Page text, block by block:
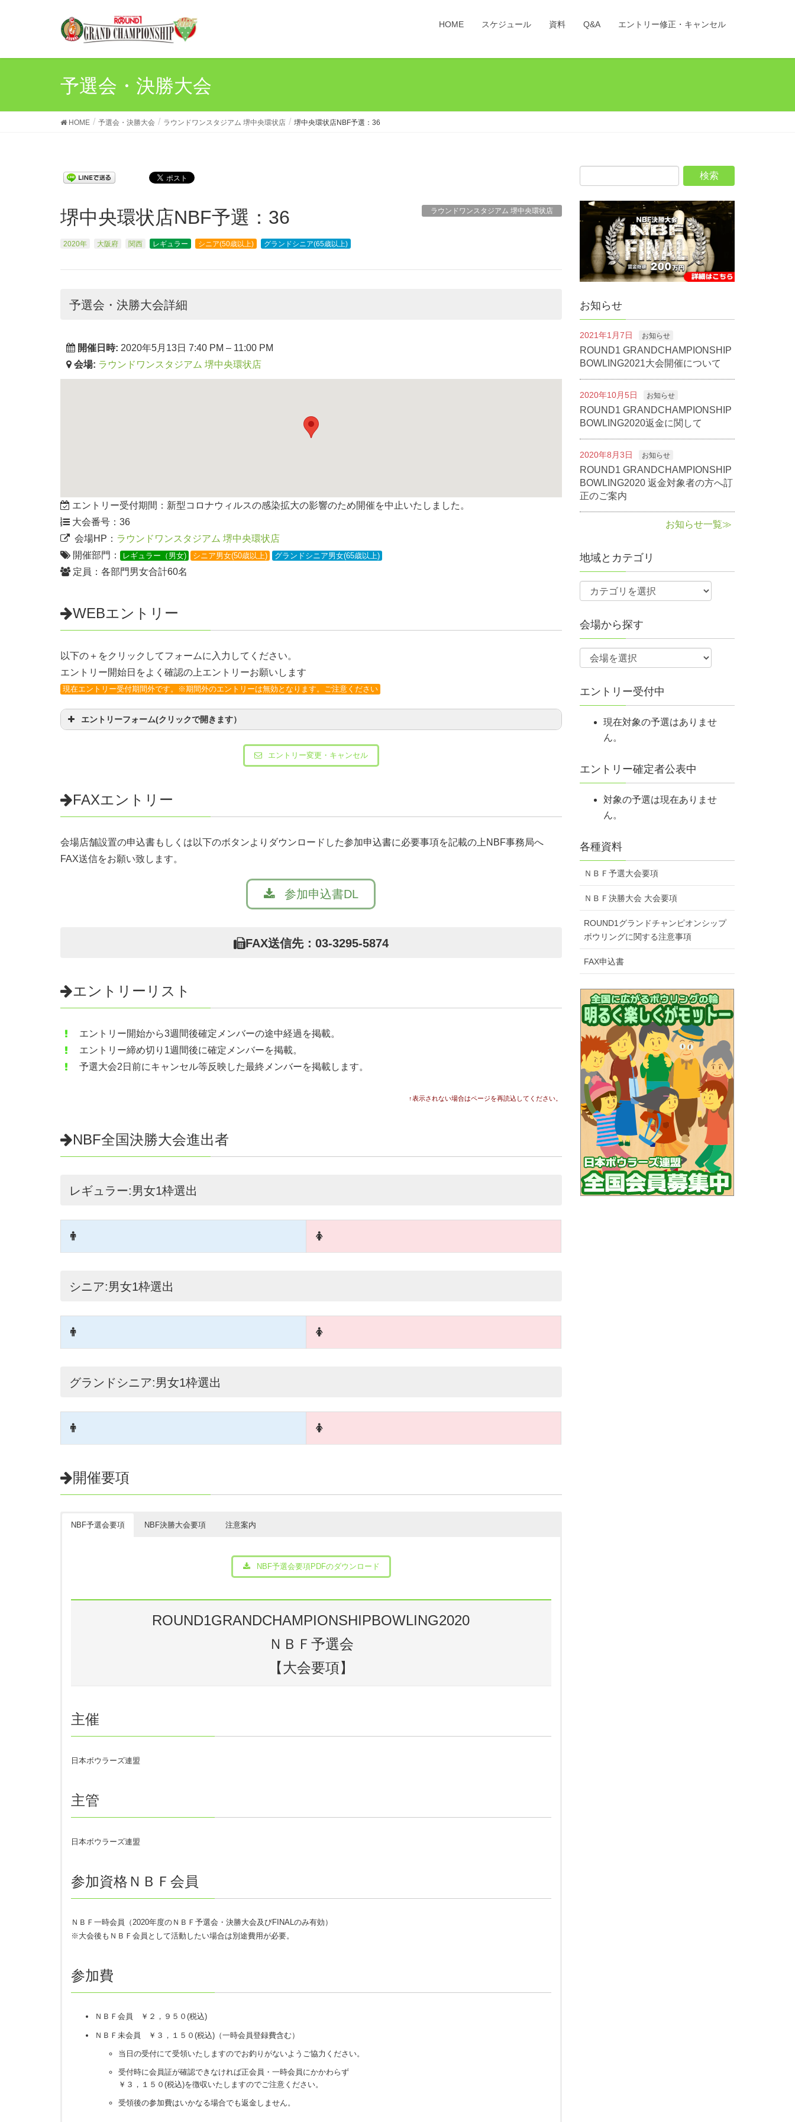
HOME スケジュール 資料 Q&A エントリー修正・キャンセル
予選会・決勝大会
HOME 予選会・決勝大会 ラウンドワンスタジアム 堺中央環状店 堺中央環状店NBF予選：36
ラウンドワンスタジアム 堺中央環状店
堺中央環状店NBF予選：36
2020年 大阪府 関西 レギュラー シニア(50歳以上) グランドシニア(65歳以上)
予選会・決勝大会詳細
開催日時: 2020年5月13日 7:40 PM – 11:00 PM
会場: ラウンドワンスタジアム 堺中央環状店
エントリー受付期間：新型コロナウィルスの感染拡大の影響のため開催を中止いたしました。
大会番号：36
会場HP： ラウンドワンスタジアム 堺中央環状店
開催部門：
レギュラー（男女) シニア男女(50歳以上) グランドシニア男女(65歳以上)
定員：各部門男女合計60名
WEBエントリー
以下の＋をクリックしてフォームに入力してください。
エントリー開始日をよく確認の上エントリーお願いします
現在エントリー受付期間外です。※期間外のエントリーは無効となります。ご注意ください
エントリーフォーム(クリックで開きます）
（必須）
（必須）(ie等カレンダーが表示しない場合はyy-mm-ddの形でハイフン区切りで入力願います）
郵便番号 ハイフォン無し7桁（必須）
住所
郵便番号入力で自動入力されます（必須）
メールアドレス
NBF会員番号会員の方は必ず入力してください。
←前半の数字
←後半の数字
注意事項
ROUND1 GRAND CHAMPIONSHIP BOWLING 2020に関する注意事項
今大会（予選会・NBF決勝大会・FINAL含む）に関する告知はすべてNBF大会特設ホームページ上で行います。
お知らせ、エントリーリスト、キャンセル待ち等はすべて各自で確認をお願いします。
選抜大会の参加にはNBFへの会員登録が必要となるので選抜大会へ申し込んだ時点でNBFへの一時会員登録を了承したものとみなしま
す。
JBC正会員及び本ROUND1チャンピオンシップボウリングJBC一時会員となっている選手もNBFの一時会員になることで参加可能です。
門では参加できません。
複数部門での参加が発覚した場合は、失格となります。
きません。
各予選大会の申込期限は大会2か月前から開始、1カ月前に締切となるので申込期限を厳守すること。
各会場は定員になり次第、申込締切前でも締め切ります。
申込締切後、部門毎の偏りがある場合には受入人数の調整を行う場合がありますので、必ずホームページのチェックをお願いします。
例）レギュラー部門参加定員30名、シニア部門参加定員15名に対し、レギュラー部門37名、シニア部門10名の申し込みがあった場合、レ
ギュラー部門35名、シニア部門10名にて受入人数の調整をします。
FAXにて申し込みの場合は予選会スケジュール表を確認の上、間違いのないように大会番号を記入してください。
オンライン予選会の場合はさらに参加店舗名を記入してください。
会場ごとの申し込み状況はNBF公式サイト（https://grandchamp.nbfgr.jp/）へ掲載しますので各自でご確認ください。
予選会当日、会場に到着後、時間になりましたら受付の通過をお願いします。受付において会員証（正会員・一時会員）を提示し、諸費
用（参加費、一時会員費等）をお支払いください。
会員証の提示がない場合、正会員であっても一時会員登録費を徴収します。
エントリー変更・キャンセル
FAXエントリー
会場店舗設置の申込書もしくは以下のボタンよりダウンロードした参加申込書に必要事項を記載の上NBF事務局へ
FAX送信をお願い致します。
参加申込書DL
FAX送信先：03-3295-5874
エントリーリスト
エントリー開始から3週間後確定メンバーの途中経過を掲載。
エントリー締め切り1週間後に確定メンバーを掲載。
予選大会2日前にキャンセル等反映した最終メンバーを掲載します。
↑表示されない場合はページを再読込してください。
NBF全国決勝大会進出者
レギュラー:男女1枠選出
シニア:男女1枠選出
グランドシニア:男女1枠選出
開催要項
NBF予選会要項 NBF決勝大会要項 注意案内
NBF予選会要項PDFのダウンロード
ROUND1GRANDCHAMPIONSHIPBOWLING2020
ＮＢＦ予選会
【大会要項】
主催
日本ボウラーズ連盟
主管
日本ボウラーズ連盟
参加資格ＮＢＦ会員
ＮＢＦ一時会員（2020年度のＮＢＦ予選会・決勝大会及びFINALのみ有効）
※大会後もＮＢＦ会員として活動したい場合は別途費用が必要。
参加費
ＮＢＦ会員 ￥２，９５０ (税込)
ＮＢＦ未会員 ￥３，１５０ (税込) （一時会員登録費含む）
当日の受付にて受領いたしますのでお釣りがないようご協力ください。
受付時に会員証が確認できなければ正会員・一時会員にかかわらず
￥３，１５０ (税込)を徴収いたしますのでご注意ください。
受領後の参加費はいかなる場合でも返金しません。
お知らせ
2021年1月7日 お知らせ
ROUND1 GRANDCHAMPIONSHIP
BOWLING2021大会開催について
2020年10月5日 お知らせ
ROUND1 GRANDCHAMPIONSHIP
BOWLING2020返金に関して
2020年8月3日 お知らせ
ROUND1 GRANDCHAMPIONSHIP
BOWLING2020 返金対象者の方へ訂
正のご案内
お知らせ一覧≫
地域とカテゴリ
会場から探す
エントリー受付中
現在対象の予選はありませ
ん。
エントリー確定者公表中
対象の予選は現在ありませ
ん。
各種資料
ＮＢＦ予選大会要項
ＮＢＦ決勝大会 大会要項
ROUND1グランドチャンピオンシップ
ボウリングに関する注意事項
FAX申込書